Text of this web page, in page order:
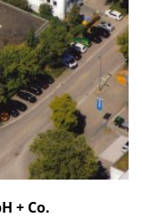
+ Co.